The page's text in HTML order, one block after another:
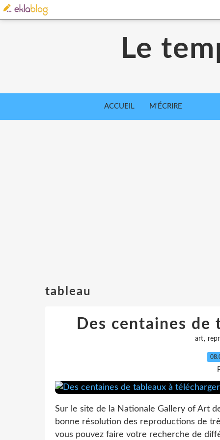
Le
ACCUEIL M'ÉCRIRE
tableau
Des centaines
art,
Sur le site de la Nationale Gallery of Art
bonne résolution des reproductions de
vous pouvez faire votre recherche de